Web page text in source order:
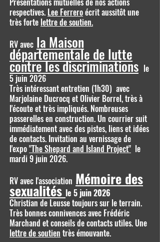
respectives. Lee Ferreroécrit aussitôt une
très forte lettre de soutien.
RV avec la Maison
départementale de lutte
contre les discriminations le
5 juin 2026
Très intéressant entretien (1h30) avec
Marjolaine Ducrocq et Olivier Borrel, très à
l'écoute et très impliqués. Nombreuses
passerelles en construction. Un courrier suit
immédiatement avec des pistes, liens et idées
de contacts. Invitation au vernissage de
l'expo"The Shepard and Island Project" le
mardi 9 juin 2026.
RV avec l'association Mémoire des
sexualitésle 5 juin 2026
Christian de Leusse toujours sur le terrain.
Très bonnes connivences avec Frédéric
Marchand et conseils de contacts utiles. Une
lettre de soutien très émouvante.